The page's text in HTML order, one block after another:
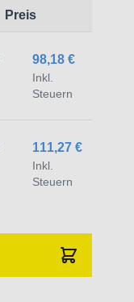
Preis
98,18 €
Inkl.
Steuern
111,27 €
Inkl.
Steuern